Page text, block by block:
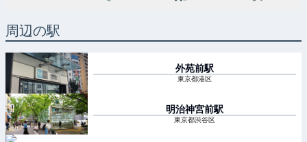
周辺の駅
外苑前駅
東京都港区
明治神宮前駅
東京都渋谷区